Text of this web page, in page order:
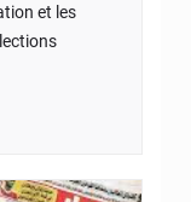
et les